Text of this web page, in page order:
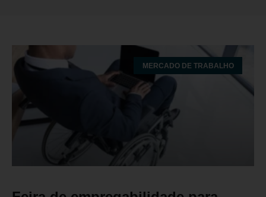
MERCADO DE TRABALHO